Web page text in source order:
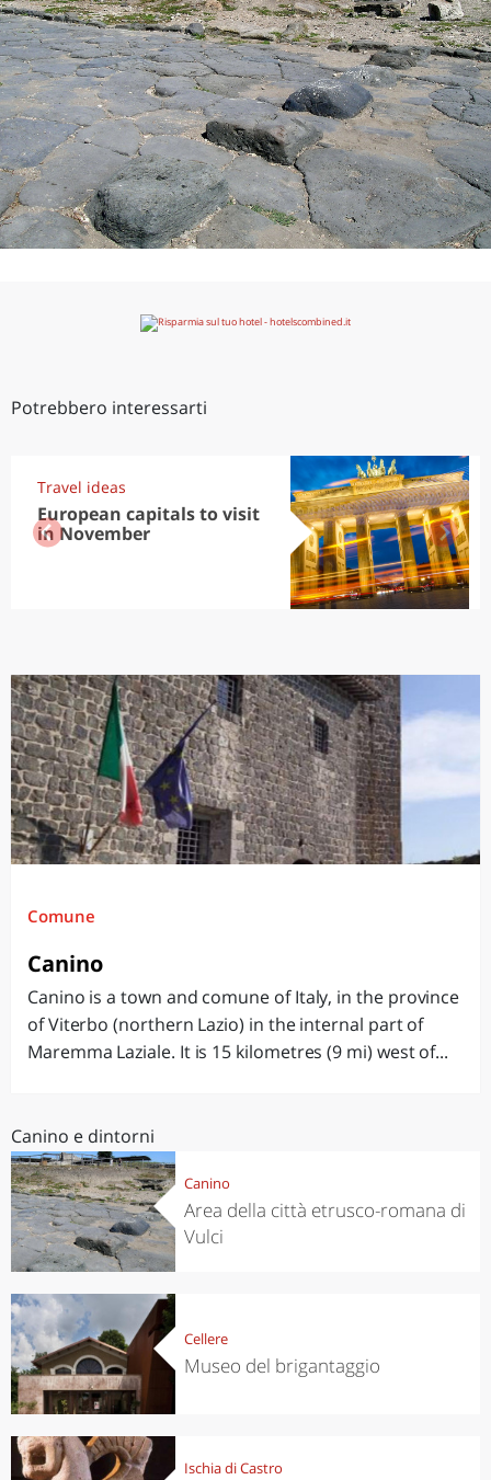
Potrebbero interessarti
Travel ideas
European capitals to visit
in November
Comune
Canino
Canino is a town and comune of Italy, in the province
of Viterbo (northern Lazio) in the internal part of
Maremma Laziale. It is 15 kilometres (9 mi) west of...
Canino e dintorni
Canino
Area della città etrusco-romana di
Vulci
Cellere
Museo del brigantaggio
Ischia di Castro